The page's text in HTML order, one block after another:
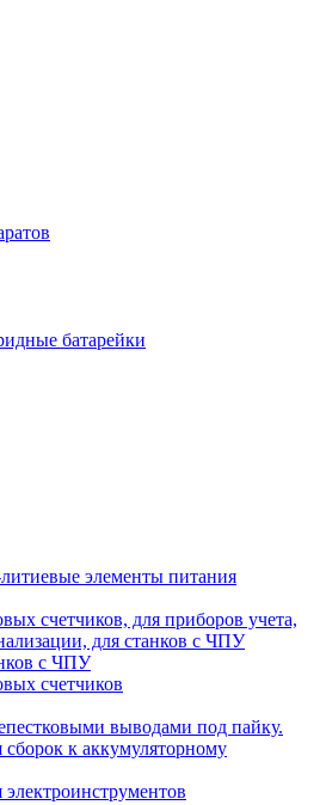
батарейки
элементы питания
счетчиков, для приборов учета,
для станков с ЧПУ
с ЧПУ
счетчиков
выводами под пайку.
к аккумуляторному